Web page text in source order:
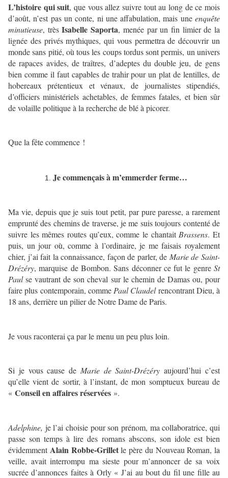
L’histoire qui suit, que vous allez suivre tout au long de ce mois
d’août, n’est pas un conte, ni une affabulation, mais une enquête
minutieuse, trèsIsabelle Saporta, menée par un fin limier de la
lignée des privés mythiques, qui vous permettra de découvrir un
monde sans pitié, où tous les coups tordus sont permis, un univers
de rapaces avides, de traîtres, d’adeptes du double jeu, de gens
bien comme il faut capables de trahir pour un plat de lentilles, de
hobereaux prétentieux et vénaux, de journalistes stipendiés,
d’officiers ministériels achetables, de femmes fatales, et bien sûr
de volaille politique à la recherche de blé à picorer.
Que la fête commence !
Je commençais à m’emmerder ferme…
Ma vie, depuis que je suis tout petit, par pure paresse, a rarement
emprunté des chemins de traverse, je me suis toujours contenté de
suivre les mêmes routes qu’eux, comme le chantait Brassens. Et
puis, un jour où, comme à l’ordinaire, je me faisais royalement
chier, j’ai fait la connaissance, façon de parler, de Marie de Saint-
Drézéry, marquise de Bombon. Sans déconner ce fut le genre St
Paulse vautrant de son cheval sur le chemin de Damas ou, pour
faire plus contemporain, comme Paul Claudelrencontrant Dieu, à
18 ans, derrière un pilier de Notre Dame de Paris.
Je vous raconterai ça par le menu un peu plus loin.
Si je vous cause de Marie de Saint-Drézéry aujourd’hui c’est
qu’elle vient de sortir, à l’instant, de mon somptueux bureau de
« Conseil en affaires réservées ».
Adelphine, je l’ai choisie pour son prénom, ma collaboratrice, qui
passe son temps à lire des romans abscons, son idole est bien
évidemmentAlain Robbe-Grilletle père du Nouveau Roman, la
veille, avait interrompu ma sieste pour m’annoncer de sa voix
sucrée d’annonces faites à Orly « J’ai au bout du fil une fille au